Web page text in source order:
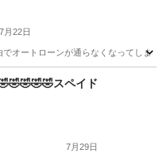
7月22日
オートローンが通らなくなってしま
オトロンスペイド
7月29日